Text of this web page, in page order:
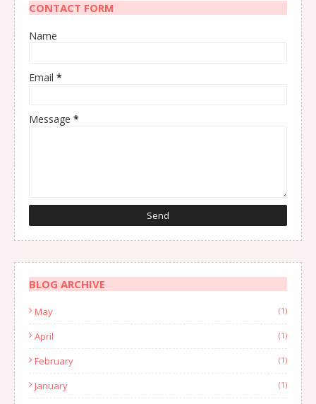
CONTACT FORM
Name
Email *
Message *
BLOG ARCHIVE
May (1)
April (1)
February (1)
January (1)